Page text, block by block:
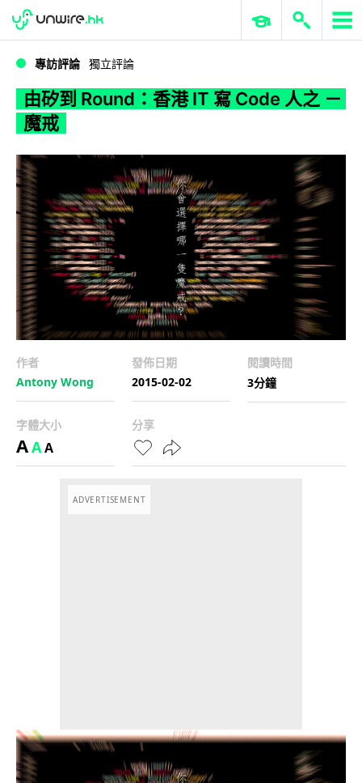
WWDC 2026 ERP 與商業 AI
專訪評論 獨立評論
由矽到 Round：香港 IT 寫 Code 人之 －
魔戒
作者
Antony Wong
發佈日期
2015-02-02
閱讀時間
3分鐘
字體大小
AAA
分享
ADVERTISEMENT